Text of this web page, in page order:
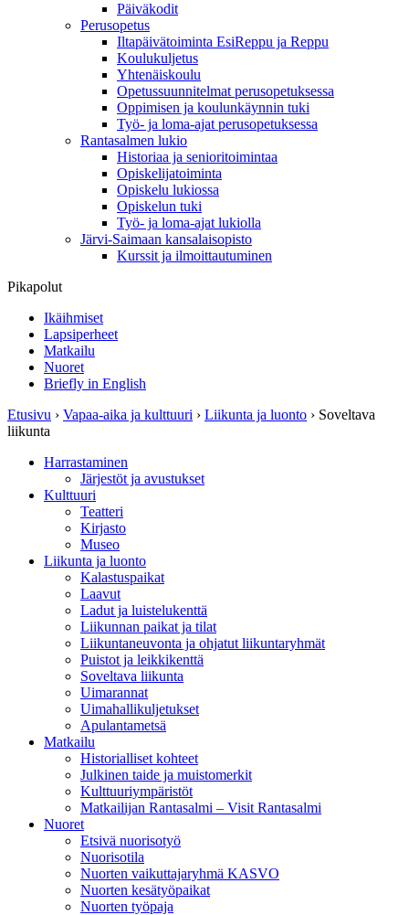
Päiväkodit
Perusopetus
Iltapäivätoiminta EsiReppu ja Reppu
Koulukuljetus
Yhtenäiskoulu
Opetussuunnitelmat perusopetuksessa
Oppimisen ja koulunkäynnin tuki
Työ- ja loma-ajat perusopetuksessa
Rantasalmen lukio
Historiaa ja senioritoimintaa
Opiskelijatoiminta
Opiskelu lukiossa
Opiskelun tuki
Työ- ja loma-ajat lukiolla
Järvi-Saimaan kansalaisopisto
Kurssit ja ilmoittautuminen
Pikapolut
Ikäihmiset
Lapsiperheet
Matkailu
Nuoret
Briefly in English
Etusivu › Vapaa-aika ja kulttuuri › Liikunta ja luonto › Soveltava
liikunta
Harrastaminen
Järjestöt ja avustukset
Kulttuuri
Teatteri
Kirjasto
Museo
Liikunta ja luonto
Kalastuspaikat
Laavut
Ladut ja luistelukenttä
Liikunnan paikat ja tilat
Liikuntaneuvonta ja ohjatut liikuntaryhmät
Puistot ja leikkikenttä
Soveltava liikunta
Uimarannat
Uimahallikuljetukset
Apulantametsä
Matkailu
Historialliset kohteet
Julkinen taide ja muistomerkit
Kulttuuriympäristöt
Matkailijan Rantasalmi – Visit Rantasalmi
Nuoret
Etsivä nuorisotyö
Nuorisotila
Nuorten vaikuttajaryhmä KASVO
Nuorten kesätyöpaikat
Nuorten työpaja